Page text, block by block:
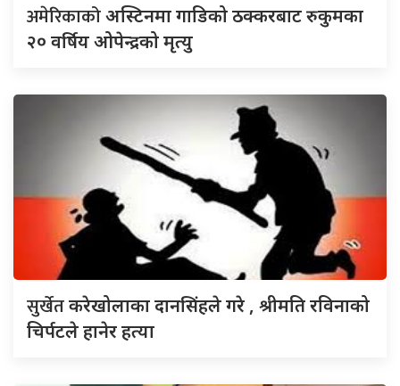
अमेरिकाकोअस्टिनमा गाडिको ठक्करबाट रुकुमका
२० वर्षिय ओपेन्द्रको मृत्यु
सुर्खेतकरेखोलाका दानसिंहले गरे , श्रीमति रविनाको
चिर्पटले हानेर हत्या